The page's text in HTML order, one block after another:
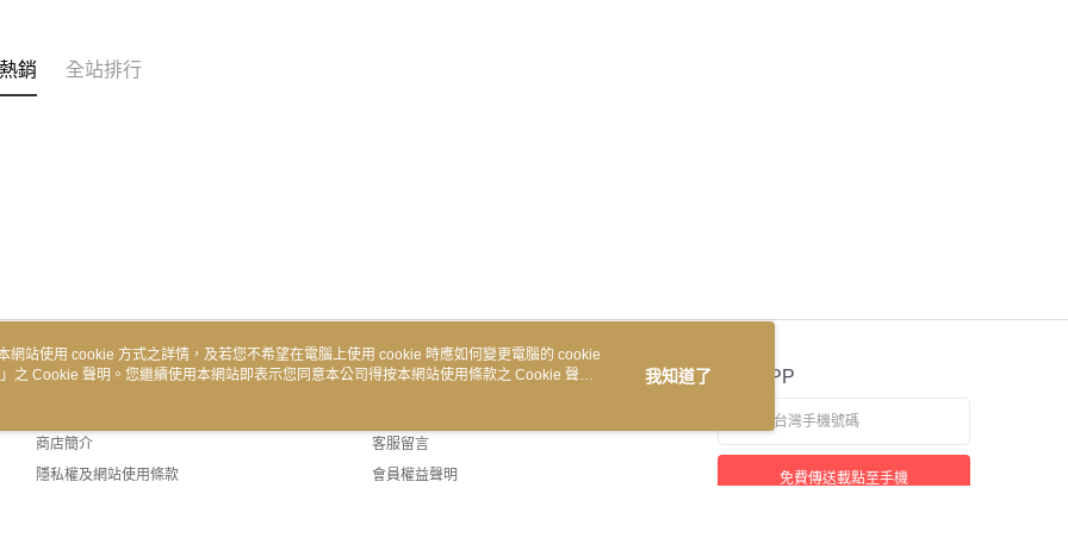
銷 全站排行
關於我們
商店簡介
隱私權及網站使用條款
客服資訊
客服留言
會員權益聲明
官方APP
免費傳送載點至手機
網站使用 cookie 方式之詳情，及若您不希望在電腦上使用 cookie 時應如何變更電腦的 cookie
」之 Cookie 聲明。您繼續使用本網站即表示您同意本公司得按本網站使用條款之 Cookie 聲明
我知道了